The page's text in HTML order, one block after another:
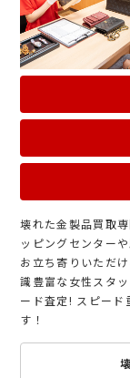
壊れた金製品買取
ッピングセンター
お立ち寄りいただ
識豊富な女性スタ
ード査定! スピード
す！